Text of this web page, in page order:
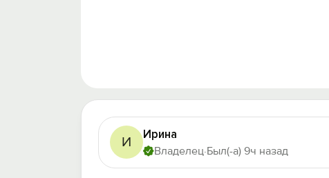
И Ирина
Владелец·Был(-а) 9ч назад